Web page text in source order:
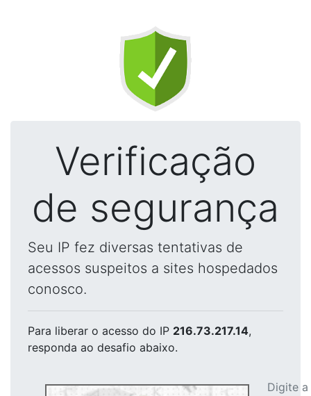
Verificação
de segurança
Seu IP fez diversas tentativas de
acessos suspeitos a sites hospedados
conosco.
Para liberar o acesso do IP 216.73.217.14,
responda ao desafio abaixo.
Digite